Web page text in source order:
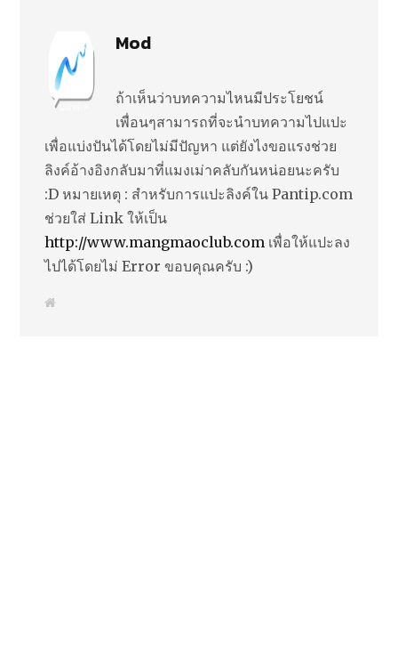
Mod
ถ้าเห็นว่าบทความไหนมีประโยชน์
เพื่อนๆสามารถที่จะนำบทความไปแปะ
เพื่อแบ่งปันได้โดยไม่มีปัญหา แต่ยังไงขอแรงช่วย
ลิงค์อ้างอิงกลับมาที่แมงเม่าคลับกันหน่อยนะครับ
:D หมายเหตุ : สำหรับการแปะลิงค์ใน Pantip.com
ช่วยใส่ Link ให้เป็น
http://www.mangmaoclub.com เพื่อให้แปะลง
ไปได้โดยไม่ Error ขอบคุณครับ :)